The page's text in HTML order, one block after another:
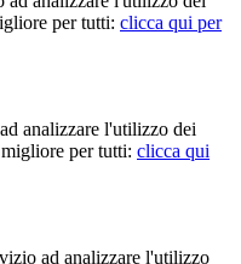
per tutti: clicca qui per
analizzare l'utilizzo dei
per tutti: clicca qui
ad analizzare l'utilizzo